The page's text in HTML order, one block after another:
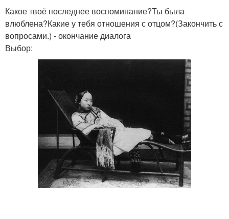
Какое твоё последнее воспоминание?Ты была
влюблена?Какие у тебя отношения с отцом?(Закончить с
вопросами.) - окончание диалога
Выбор: